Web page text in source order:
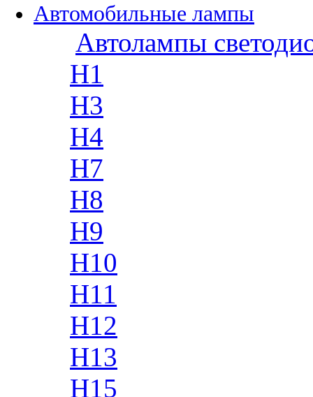
Автомобильные лампы
Автолампы
H1
H3
H4
H7
H8
H9
H10
H11
H12
H13
H15